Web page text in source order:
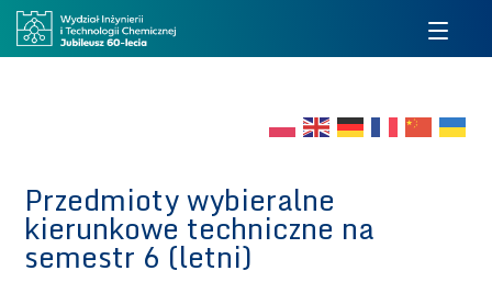
Przedmioty wybieralne
kierunkowe techniczne na
semestr 6 (letni)